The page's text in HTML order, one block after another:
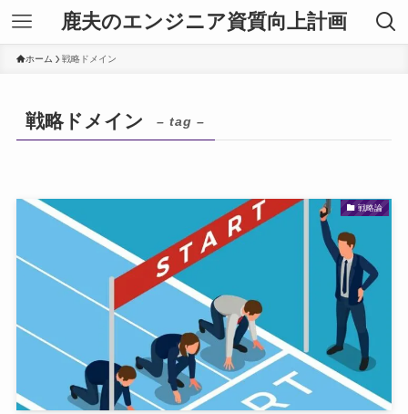
鹿夫のエンジニア資質向上計画
ホーム 戦略ドメイン
戦略ドメイン – tag –
戦略論